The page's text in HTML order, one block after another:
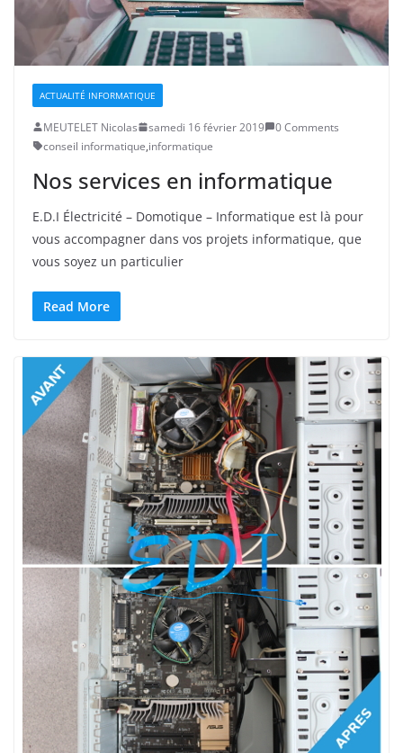
ACTUALITÉ INFORMATIQUE
MEUTELET Nicolas samedi 16 février 2019
0 Comments
conseil informatique,informatique
Nos services en informatique
E.D.I Électricité – Domotique – Informatique est là pour
vous accompagner dans vos projets informatique, que
vous soyez un particulier
Read More